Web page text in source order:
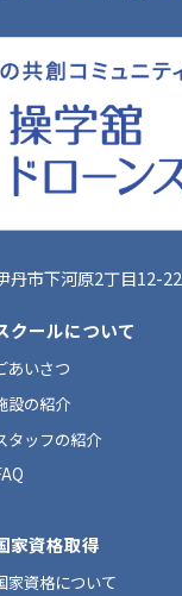
丹市下河原2丁目12-22
クールについて
あいさつ
設の紹介
タッフの紹介
家資格取得
家資格について